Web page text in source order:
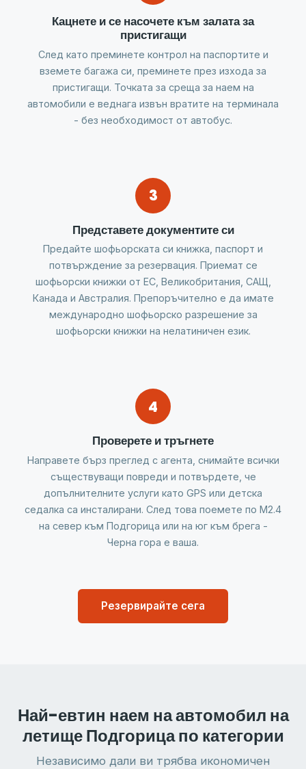
Кацнете и се насочете към залата за
пристигащи
След като преминете контрол на паспортите и
вземете багажа си, преминете през изхода за
пристигащи. Точката за среща за наем на
автомобили е веднага извън вратите на терминала
- без необходимост от автобус.
3
Представете документите си
Предайте шофьорската си книжка, паспорт и
потвърждение за резервация. Приемат се
шофьорски книжки от ЕС, Великобритания, САЩ,
Канада и Австралия. Препоръчително е да имате
международно шофьорско разрешение за
шофьорски книжки на нелатиничен език.
4
Проверете и тръгнете
Направете бърз преглед с агента, снимайте всички
съществуващи повреди и потвърдете, че
допълнителните услуги като GPS или детска
седалка са инсталирани. След това поемете по M2.4
на север към Подгорица или на юг към брега -
Черна гора е ваша.
Резервирайте сега
Най-евтин наем на автомобил на
летище Подгорица по категории
Независимо дали ви трябва икономичен